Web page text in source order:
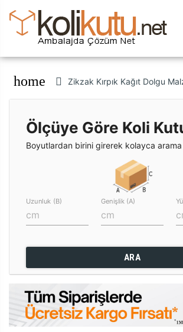
home Zikzak Kırpık Kağıt Dolgu
Ölçüye Göre Koli
Boyutlardan birini girerek kolayca
Uzunluk (B) Genişlik (A)
ARA